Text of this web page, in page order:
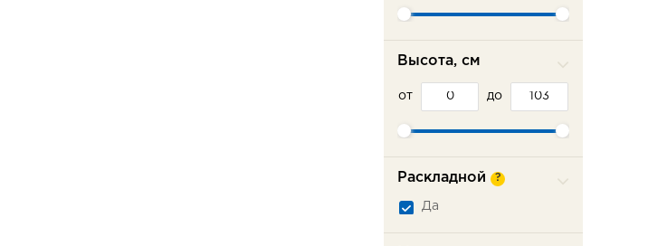
Высота, см
от до
Раскладной ?
Да